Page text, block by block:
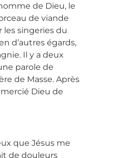
de Dieu, le
de viande
les singeries du
d’autres égards,
Il y a deux
parole de
de Masse. Après
Dieu de
que Jésus me
de douleurs